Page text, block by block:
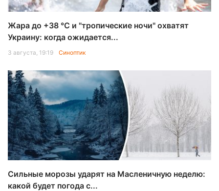
Жара до +38 °С и "тропические ночи" охватят
Украину: когда ожидается...
3 августа, 19:19 Синоптик
Сильные морозы ударят на Масленичную неделю:
какой будет погода с...